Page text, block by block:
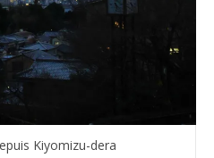
Kiyomizu-dera